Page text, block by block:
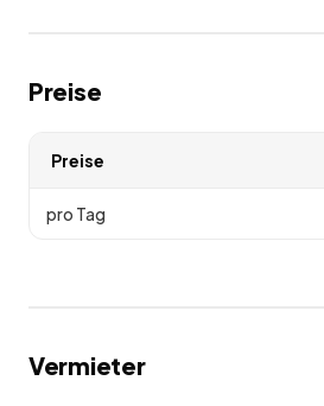
Preise
Preise
pro Tag
Vermieter